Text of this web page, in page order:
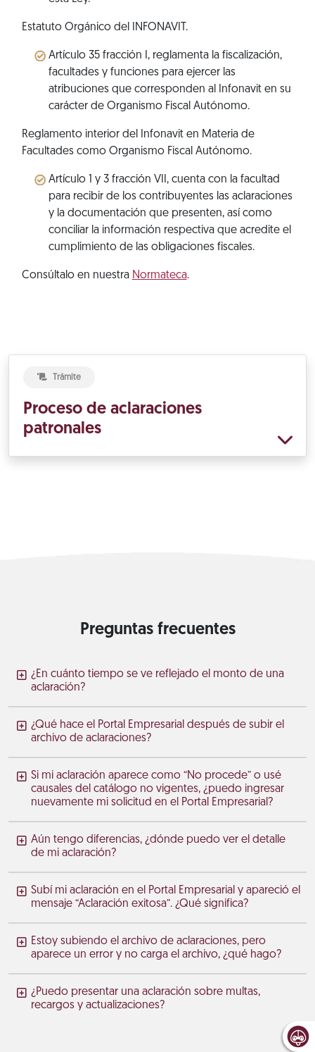
Estatuto Orgánico del INFONAVIT.
Artículo 35 fracción I, reglamenta la fiscalización,
facultades y funciones para ejercer las
atribuciones que corresponden al Infonavit en su
carácter de Organismo Fiscal Autónomo.
Reglamento interior del Infonavit en Materia de
Facultades como Organismo Fiscal Autónomo.
Artículo 1 y 3 fracción VII, cuenta con la facultad
para recibir de los contribuyentes las aclaraciones
y la documentación que presenten, así como
conciliar la información respectiva que acredite el
cumplimiento de las obligaciones fiscales.
Consúltalo en nuestra Normateca.
Trámite
Proceso de aclaraciones
patronales
Preguntas frecuentes
¿En cuánto tiempo se ve reflejado el monto de una
aclaración?
¿Qué hace el Portal Empresarial después de subir el
archivo de aclaraciones?
Si mi aclaración aparece como “No procede” o usé
causales del catálogo no vigentes, ¿puedo ingresar
nuevamente mi solicitud en el Portal Empresarial?
Aún tengo diferencias, ¿dónde puedo ver el detalle
de mi aclaración?
Subí mi aclaración en el Portal Empresarial y apareció el
mensaje “Aclaración exitosa”. ¿Qué significa?
Estoy subiendo el archivo de aclaraciones, pero
aparece un error y no carga el archivo, ¿qué hago?
¿Puedo presentar una aclaración sobre multas,
recargos y actualizaciones?